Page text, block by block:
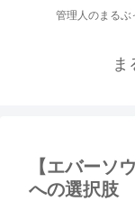
管理人のまるぶ
ま
【エバーソ
への選択肢